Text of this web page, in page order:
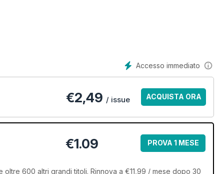
Accesso immediato
€2,49 / issue ACQUISTA ORA
€1.09 PROVA 1 MESE
oltre 600 altri grandi titoli. Rinnova a €11,99 / mese dopo 30